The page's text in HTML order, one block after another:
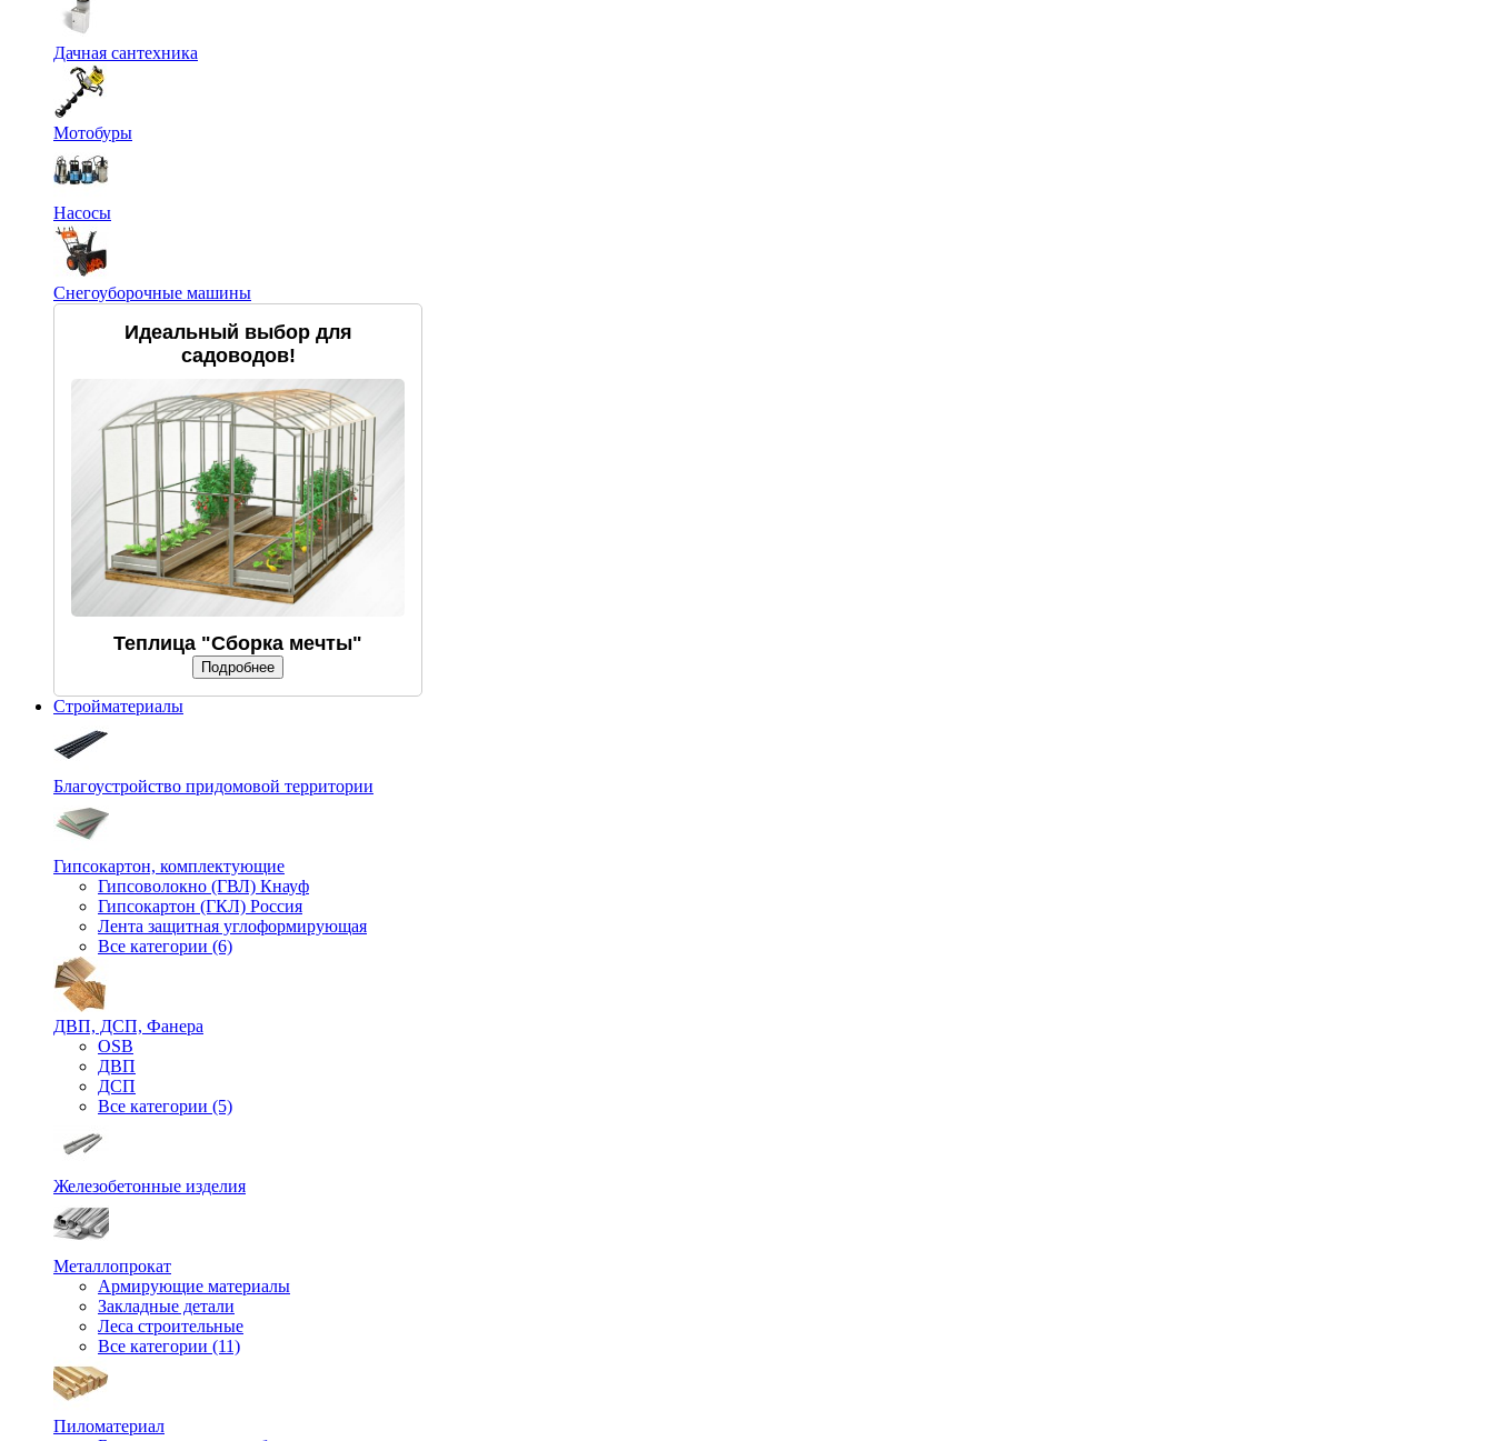
Дачная сантехника
Мотобуры
Насосы
Снегоуборочные машины
Идеальный выбор для
садоводов!
Теплица "Сборка мечты"
Подробнее
Стройматериалы
Благоустройство придомовой территории
Гипсокартон, комплектующие
Гипсоволокно (ГВЛ) Кнауф
Гипсокартон (ГКЛ) Россия
Лента защитная углоформирующая
Все категории (6)
ДВП, ДСП, Фанера
OSB
ДВП
ДСП
Все категории (5)
Железобетонные изделия
Металлопрокат
Армирующие материалы
Закладные детали
Леса строительные
Все категории (11)
Пиломатериал